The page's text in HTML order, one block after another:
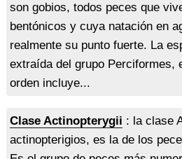
son gobios, todos peces que
bentónicos y cuya natación en
realmente su punto fuerte. La
extraída del grupo Perciformes,
orden incluye...
Clase Actinopterygii : la clase
actinopterigios, es la de los